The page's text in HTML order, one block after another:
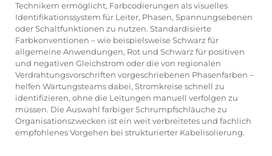
Technikern ermöglicht, Farbcodierungen als visuelles
Identifikationssystem für Leiter, Phasen, Spannungsebenen
oder Schaltfunktionen zu nutzen. Standardisierte
Farbkonventionen – wie beispielsweise Schwarz für
allgemeine Anwendungen, Rot und Schwarz für positiven
und negativen Gleichstrom oder die von regionalen
Verdrahtungsvorschriften vorgeschriebenen Phasenfarben –
helfen Wartungsteams dabei, Stromkreise schnell zu
identifizieren, ohne die Leitungen manuell verfolgen zu
müssen. Die Auswahl farbiger Schrumpfschläuche zu
Organisationszwecken ist ein weit verbreitetes und fachlich
empfohlenes Vorgehen bei strukturierter Kabelisolierung.